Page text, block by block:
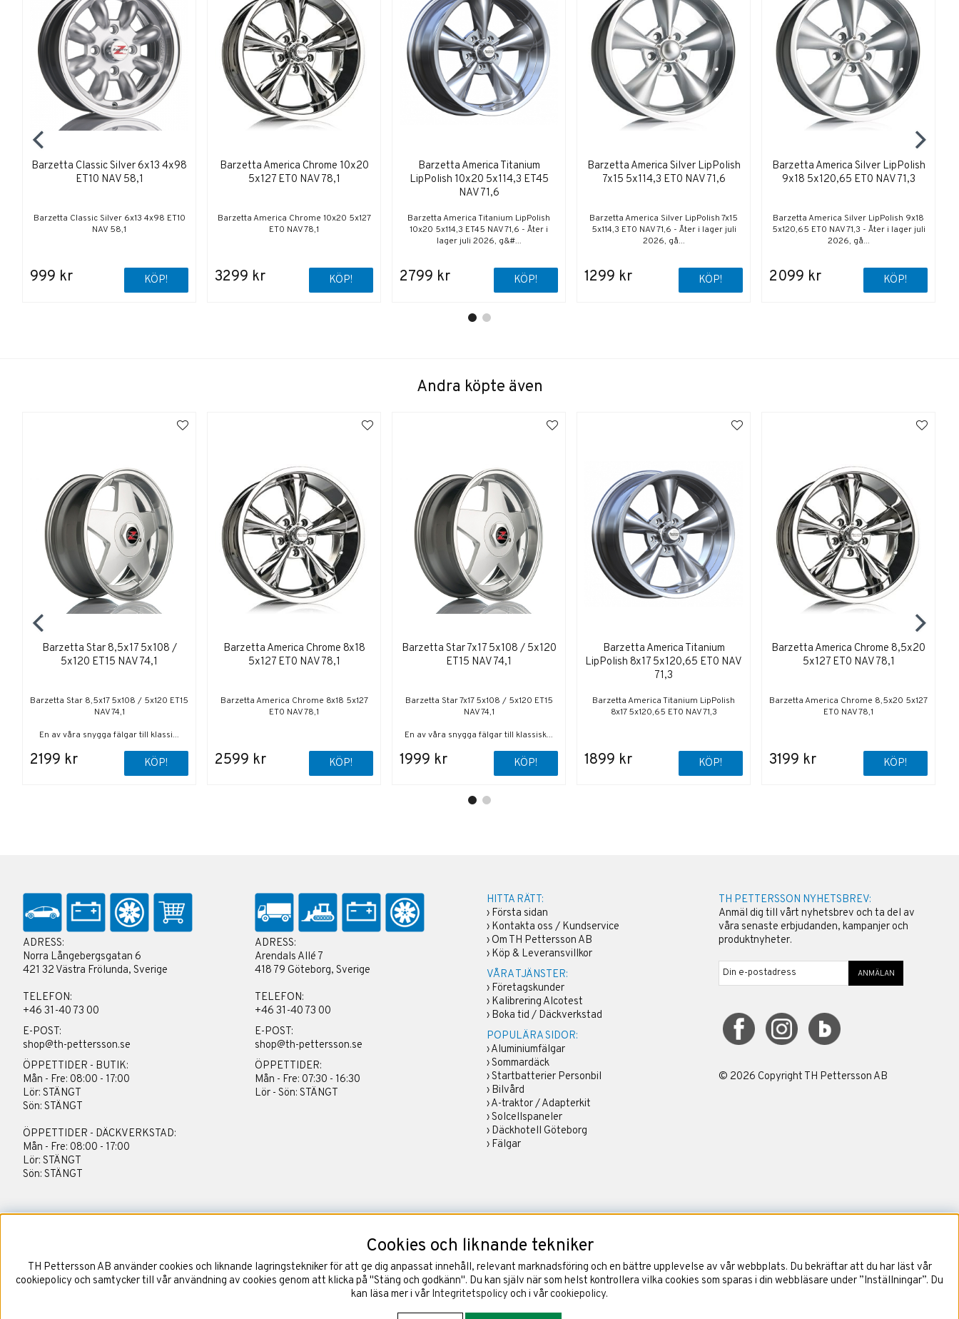
Barzetta Classic Silver 6x13 4x98
ET10 NAV 58,1
Barzetta Classic Silver 6x13 4x98 ET10
NAV 58,1
999 kr KÖP!
Barzetta America Chrome 10x20
5x127 ET0 NAV 78,1
Barzetta America Chrome 10x20 5x127
ET0 NAV 78,1
3299 kr KÖP!
Barzetta America Titanium
LipPolish 10x20 5x114,3 ET45
NAV 71,6
Barzetta America Titanium LipPolish
10x20 5x114,3 ET45 NAV 71,6 - Åter i
lager juli 2026, g&#...
2799 kr KÖP!
Barzetta America Silver LipPolish
7x15 5x114,3 ET0 NAV 71,6
Barzetta America Silver LipPolish 7x15
5x114,3 ET0 NAV 71,6 - Åter i lager juli
2026, gå...
1299 kr KÖP!
Barzetta America Silver LipPolish
9x18 5x120,65 ET0 NAV 71,3
Barzetta America Silver LipPolish 9x18
5x120,65 ET0 NAV 71,3 - Åter i lager juli
2026, gå...
2099 kr KÖP!
Andra köpte även
Barzetta Star 8,5x17 5x108 /
5x120 ET15 NAV 74,1
Barzetta Star 8,5x17 5x108 / 5x120 ET15
NAV 74,1
En av våra snygga fälgar till klassi...
2199 kr KÖP!
Barzetta America Chrome 8x18
5x127 ET0 NAV 78,1
Barzetta America Chrome 8x18 5x127
ET0 NAV 78,1
2599 kr KÖP!
Barzetta Star 7x17 5x108 / 5x120
ET15 NAV 74,1
Barzetta Star 7x17 5x108 / 5x120 ET15
NAV 74,1
En av våra snygga fälgar till klassisk...
1999 kr KÖP!
Barzetta America Titanium
LipPolish 8x17 5x120,65 ET0 NAV
71,3
Barzetta America Titanium LipPolish
8x17 5x120,65 ET0 NAV 71,3
1899 kr KÖP!
Barzetta America Chrome 8,5x20
5x127 ET0 NAV 78,1
Barzetta America Chrome 8,5x20 5x127
ET0 NAV 78,1
3199 kr KÖP!
ADRESS:
Norra Långebergsgatan 6
421 32 Västra Frölunda, Sverige
TELEFON:
+46 31-40 73 00
E-POST:
shop@th-pettersson.se
ÖPPETTIDER - BUTIK:
Mån - Fre: 08:00 - 17:00
Lör: STÄNGT
Sön: STÄNGT
ÖPPETTIDER - DÄCKVERKSTAD:
Mån - Fre: 08:00 - 17:00
Lör: STÄNGT
Sön: STÄNGT
ADRESS:
Arendals Allé 7
418 79 Göteborg, Sverige
TELEFON:
+46 31-40 73 00
E-POST:
shop@th-pettersson.se
ÖPPETTIDER:
Mån - Fre: 07:30 - 16:30
Lör - Sön: STÄNGT
HITTA RÄTT:
› Första sidan
› Kontakta oss / Kundservice
› Om TH Pettersson AB
› Köp & Leveransvillkor
VÅRA TJÄNSTER:
› Företagskunder
› Kalibrering Alcotest
› Boka tid / Däckverkstad
POPULÄRA SIDOR:
›Aluminiumfälgar
›Sommardäck
›Startbatterier Personbil
› Bilvård
›A-traktor / Adapterkit
›Solcellspaneler
› Däckhotell Göteborg
› Fälgar
TH PETTERSSON NYHETSBREV:
Anmäl dig till vårt nyhetsbrev och ta del av
våra senaste erbjudanden, kampanjer och
produktnyheter.
ANMÄLAN
© 2026 Copyright TH Pettersson AB
Cookies och liknande tekniker
TH Pettersson AB använder cookies och liknande lagringstekniker för att ge dig anpassat innehåll, relevant marknadsföring och en bättre upplevelse av vår webbplats. Du bekräftar att du har läst vår
cookiepolicy och samtycker till vår användning av cookies genom att klicka på "Stäng och godkänn". Du kan själv när som helst kontrollera vilka cookies som sparas i din webbläsare under ”Inställningar”. Du
kan läsa mer i vår Integritetspolicy och i vår cookiepolicy.